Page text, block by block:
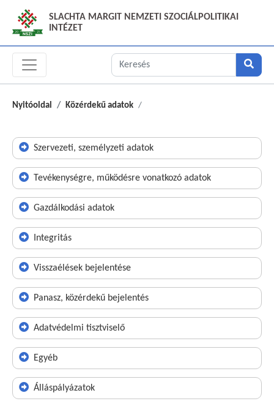
SLACHTA MARGIT NEMZETI SZOCIÁLPOLITIKAI
INTÉZET
Nyitóoldal Közérdekű adatok
Szervezeti, személyzeti adatok
Tevékenységre, működésre vonatkozó adatok
Gazdálkodási adatok
Integritás
Visszaélések bejelentése
Panasz, közérdekű bejelentés
Adatvédelmi tisztviselő
Egyéb
Álláspályázatok